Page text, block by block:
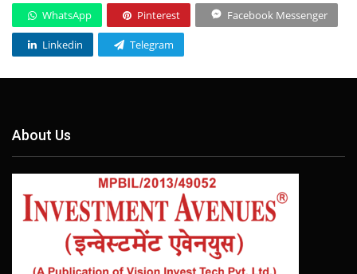
WhatsApp Pinterest Facebook Messenger
Linkedin Telegram
About Us